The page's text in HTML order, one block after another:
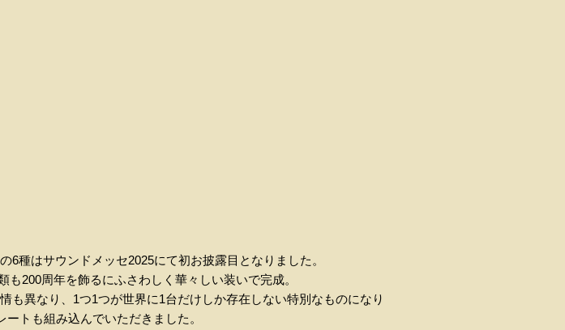
種はサウンドメッセ2025にて初お披露目となりました。
200周年を飾るにふさわしく華々しい装いで完成。
異なり、1つ1つが世界に1台だけしか存在しない特別なものになり
トも組み込んでいただきました。